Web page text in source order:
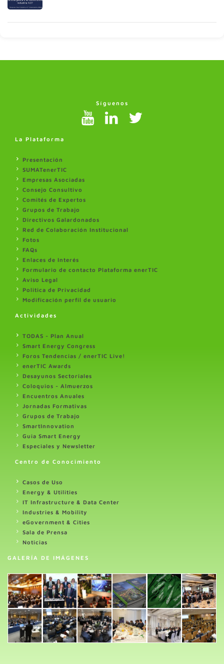
Síguenos
La Plataforma
Presentación
SUMATenerTIC
Empresas Asociadas
Consejo Consultivo
Comités de Expertos
Grupos de Trabajo
Directivos Galardonados
Red de Colaboración Institucional
Fotos
FAQs
Enlaces de Interés
Formulario de contacto Plataforma enerTIC
Aviso Legal
Politica de Privacidad
Modificación perfil de usuario
Actividades
TODAS - Plan Anual
Smart Energy Congress
Foros Tendencias / enerTIC Live!
enerTIC Awards
Desayunos Sectoriales
Coloquios - Almuerzos
Encuentros Anuales
Jornadas Formativas
Grupos de Trabajo
SmartInnovation
Guia Smart Energy
Especiales y Newsletter
Centro de Conocimiento
Casos de Uso
Energy & Utilities
IT Infrastructure & Data Center
Industries & Mobility
eGovernment & Cities
Sala de Prensa
Noticias
GALERÍA DE IMÁGENES